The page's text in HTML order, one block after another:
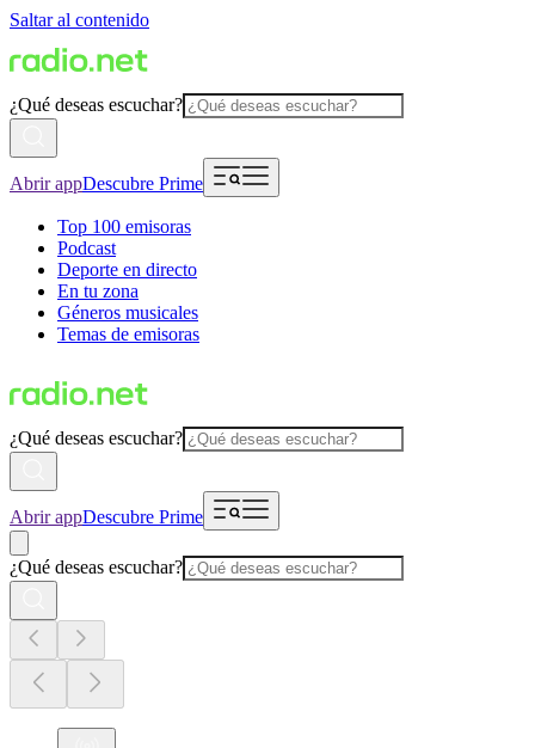
Saltar al contenido
¿Qué deseas escuchar?
Abrir appDescubre Prime
Top 100 emisoras
Podcast
Deporte en directo
En tu zona
Géneros musicales
Temas de emisoras
¿Qué deseas escuchar?
Abrir appDescubre Prime
¿Qué deseas escuchar?